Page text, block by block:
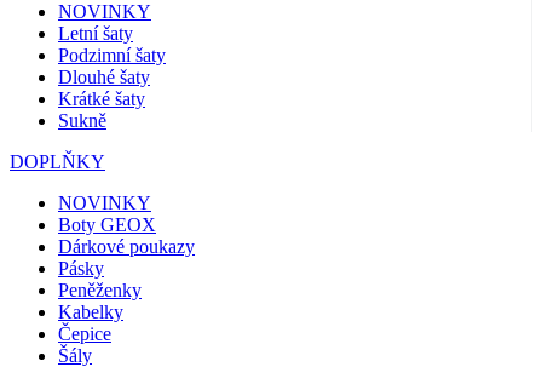
NOVINKY
Letní šaty
Podzimní šaty
Dlouhé šaty
Krátké šaty
Sukně
DOPLŇKY
NOVINKY
Boty GEOX
Dárkové poukazy
Pásky
Peněženky
Kabelky
Čepice
Šály